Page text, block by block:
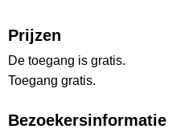
Prijzen
De toegang is gratis.
Toegang gratis.
Bezoekersinformatie